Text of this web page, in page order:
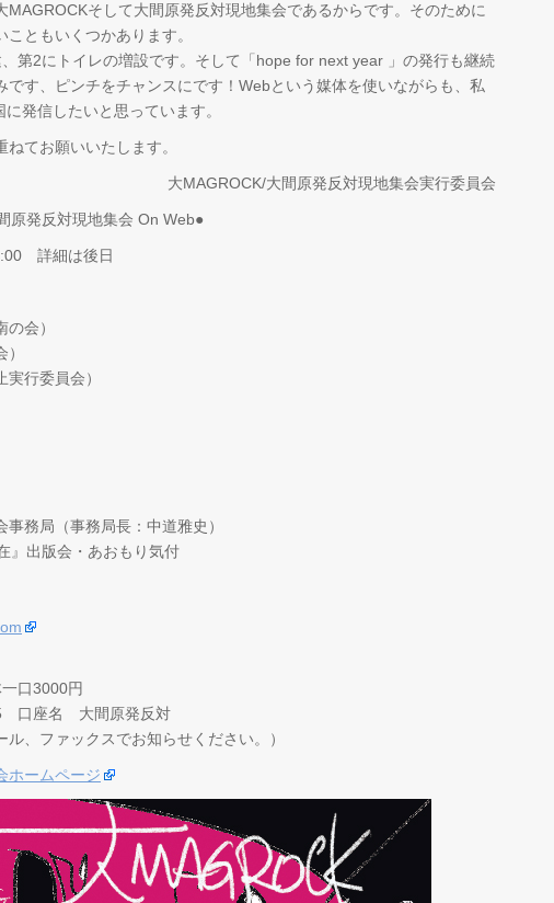
MAGROCKそして大間原発反対現地集会であるからです。そのために
ともいくつかあります。
第2にトイレの増設です。そして「hope for next year 」の発行も継続
です、ピンチをチャンスにです！Webという媒体を使いながらも、私
発信したいと思っています。
てお願いいたします。
大MAGROCK/大間原発反対現地集会実行委員会
原発反対現地集会 On Web●
詳細は後日
会）
行委員会）
務局（事務局長：中道雅史）
出版会・あおもり気付
口3000円
口座名 大間原発反対
ル、ファックスでお知らせください。）
ホームページ